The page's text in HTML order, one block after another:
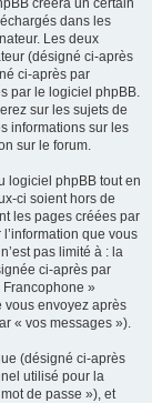
créera un certain
dans les
Les deux
(désigné ci-après
ci-après par
par le logiciel phpBB.
sur les sujets de
informations sur les
sur le forum.
logiciel phpBB tout en
ci soient hors de
les pages créées par
que vous
pas limité à : la
ci-après par
Francophone »
vous envoyez après
« vos messages »).
(désigné ci-après
utilisé pour la
de passe »), et